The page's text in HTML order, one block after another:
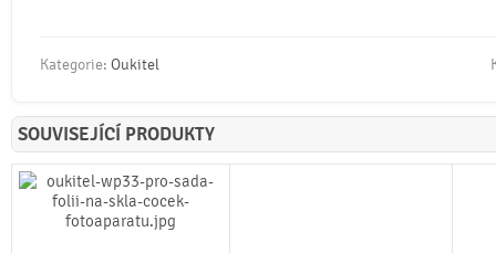
Kategorie: Oukitel
SOUVISEJÍCÍ PRODUKTY